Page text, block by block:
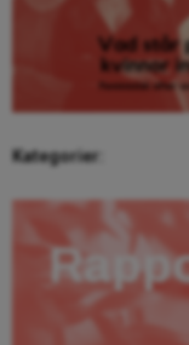
Kategorier: